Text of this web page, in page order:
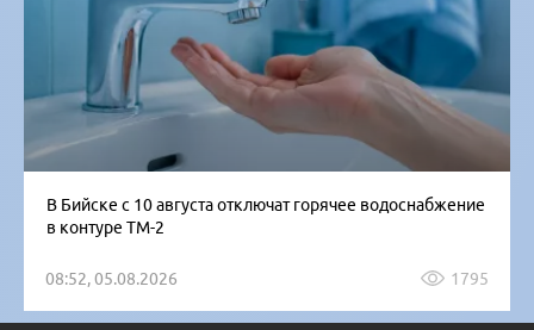
В Бийске с 10 августа отключат горячее водоснабжение
в контуре ТМ-2
08:52, 05.08.2026 1795